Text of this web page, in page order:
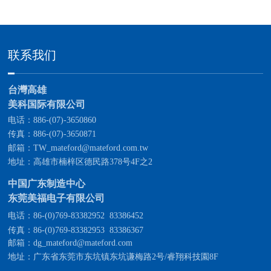
联系我们
台灣高雄
美科国际有限公司
电话：886-(07)-3650860
传真：886-(07)-3650871
邮箱：TW_mateford@mateford.com.tw
地址：高雄市楠梓区德民路378号4F之2
中国广东制造中心
东莞美福电子有限公司
电话：86-(0)769-83382952 83386452
传真：86-(0)769-83382953 83386367
邮箱：dg_mateford@mateford.com
地址：广东省东莞市东坑镇东坑谦梅路2号/睿翔科技園8F